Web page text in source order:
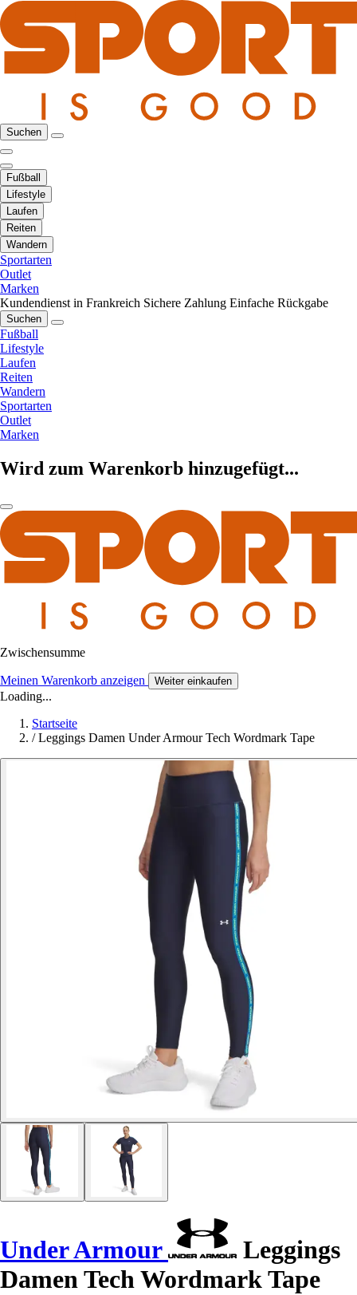
Suchen
Fußball
Lifestyle
Laufen
Reiten
Wandern
Sportarten
Outlet
Marken
Kundendienst in Frankreich Sichere Zahlung Einfache Rückgabe
Suchen
Fußball
Lifestyle
Laufen
Reiten
Wandern
Sportarten
Outlet
Marken
Wird zum Warenkorb hinzugefügt...
Zwischensumme
Meinen Warenkorb anzeigen Weiter einkaufen
Loading...
Startseite
/ Leggings Damen Under Armour Tech Wordmark Tape
Under Armour
Leggings
Damen Tech Wordmark Tape